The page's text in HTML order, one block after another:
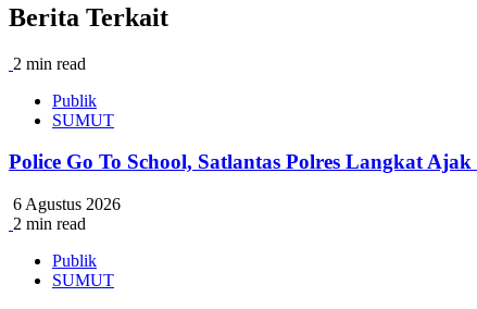
Berita Terkait
2 min read
Publik
SUMUT
Police Go To School, Satlantas Polres Langkat
6 Agustus 2026
2 min read
Publik
SUMUT